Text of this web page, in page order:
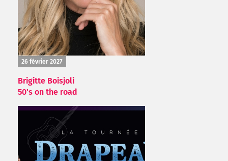
26 février 2027
Brigitte Boisjoli
50's on the road